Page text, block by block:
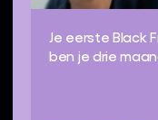
Je eerste Black
ben je drie